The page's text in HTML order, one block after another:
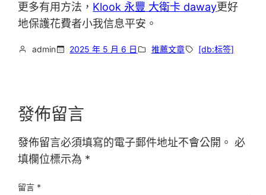
更多有用方法， Klook 永豐 大衛卡 daway更好
地保護花費者小我信息平安。
admin 2025 年 5 月 6 日 推薦文章 [db:标签]
發佈留言
發佈留言必須填寫的電子郵件地址不會公開。 必
填欄位標示為 *
留言 *